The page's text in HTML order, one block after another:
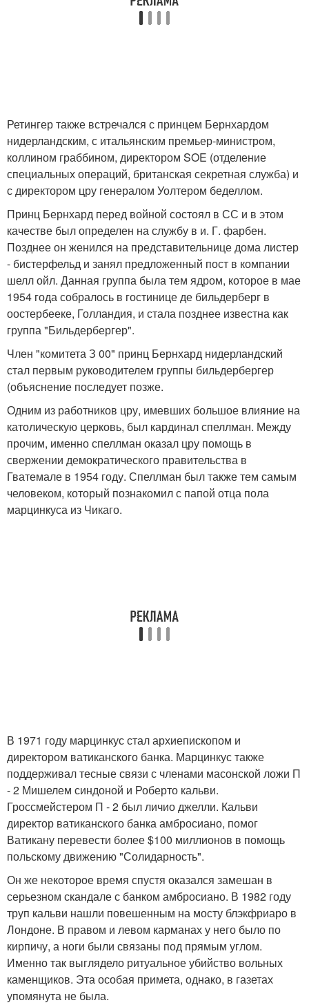
Ретингер также встречался с принцем Бернхардом
нидерландским, с итальянским премьер-министром,
коллином граббином, директором SOE (отделение
специальных операций, британская секретная служба) и
с директором цру генералом Уолтером беделлом.
Принц Бернхард перед войной состоял в СС и в этом
качестве был определен на службу в и. Г. фарбен.
Позднее он женился на представительнице дома листер
- бистерфельд и занял предложенный пост в компании
шелл ойл. Данная группа была тем ядром, которое в мае
1954 года собралось в гостинице де бильдерберг в
оостербееке, Голландия, и стала позднее известна как
группа "Бильдербергер".
Член "комитета З 00" принц Бернхард нидерландский
стал первым руководителем группы бильдербергер
(объяснение последует позже.
Одним из работников цру, имевших большое влияние на
католическую церковь, был кардинал спеллман. Между
прочим, именно спеллман оказал цру помощь в
свержении демократического правительства в
Гватемале в 1954 году. Спеллман был также тем самым
человеком, который познакомил с папой отца пола
марцинкуса из Чикаго.
В 1971 году марцинкус стал архиепископом и
директором ватиканского банка. Марцинкус также
поддерживал тесные связи с членами масонской ложи П
- 2 Мишелем синдоной и Роберто кальви.
Гроссмейстером П - 2 был личио джелли. Кальви
директор ватиканского банка амбросиано, помог
Ватикану перевести более $100 миллионов в помощь
польскому движению "Солидарность".
Он же некоторое время спустя оказался замешан в
серьезном скандале с банком амбросиано. В 1982 году
труп кальви нашли повешенным на мосту блэкфриаро в
Лондоне. В правом и левом карманах у него было по
кирпичу, а ноги были связаны под прямым углом.
Именно так выглядело ритуальное убийство вольных
каменщиков. Эта особая примета, однако, в газетах
упомянута не была.